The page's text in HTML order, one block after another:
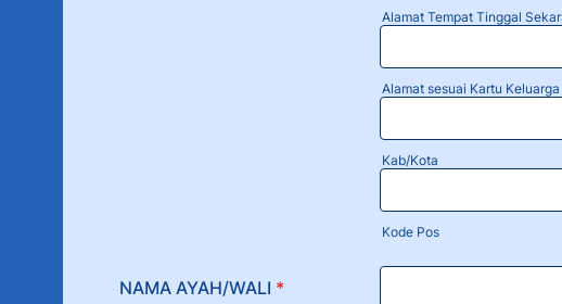
Alamat Tempat Tinggal
Alamat sesuai Kartu Keluarga
Kab/Kota
Kode Pos
NAMA AYAH/WALI *